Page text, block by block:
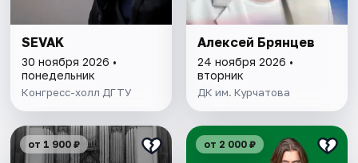
SEVAK
30 ноября 2026 •
понедельник
Конгресс-холл ДГТУ
Алексей Брянцев
24 ноября 2026 •
вторник
ДК им. Курчатова
от 1 900 ₽ от 2 000 ₽